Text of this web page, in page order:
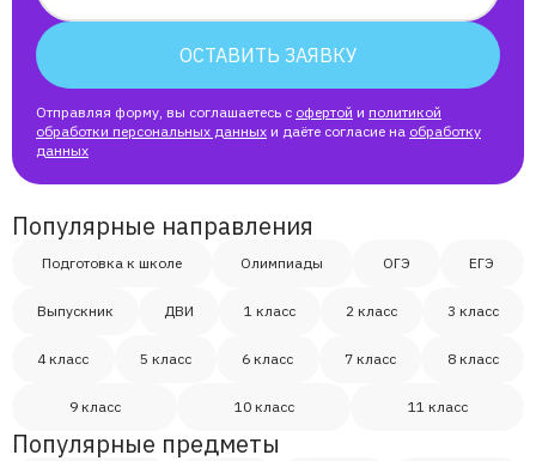
ОСТАВИТЬ ЗАЯВКУ
Отправляя форму, вы соглашаетесь с офертой и политикой
обработки персональных данных и даёте согласие на обработку
данных
Популярные направления
Подготовка к школе Олимпиады ОГЭ ЕГЭ
Выпускник ДВИ 1 класс 2 класс 3 класс
4 класс 5 класс 6 класс 7 класс 8 класс
9 класс 10 класс 11 класс
Популярные предметы